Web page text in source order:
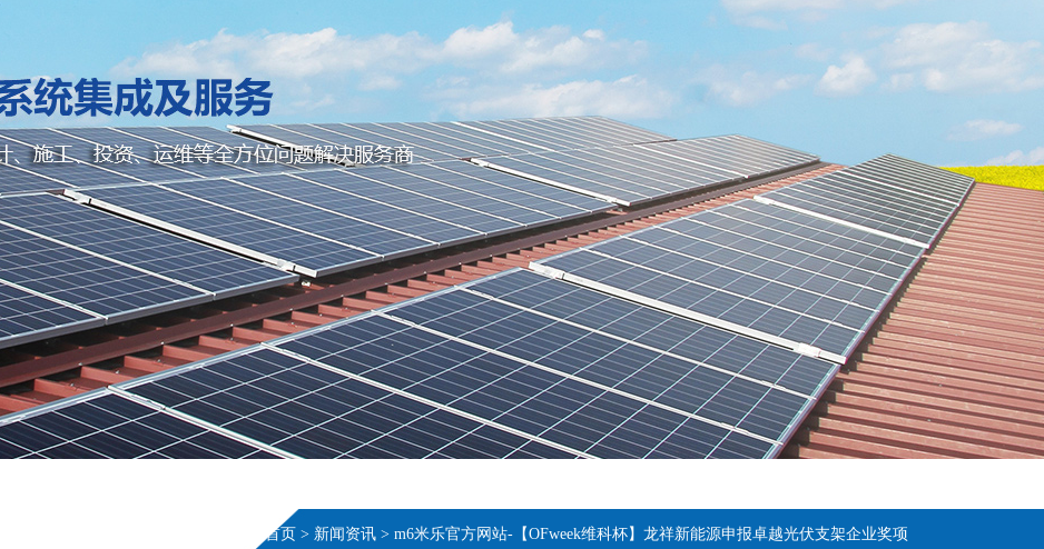
首页 > 新闻资讯 > m6米乐官方网站-【OFweek维科杯】龙祥新能源申报卓越光伏支架企业奖项